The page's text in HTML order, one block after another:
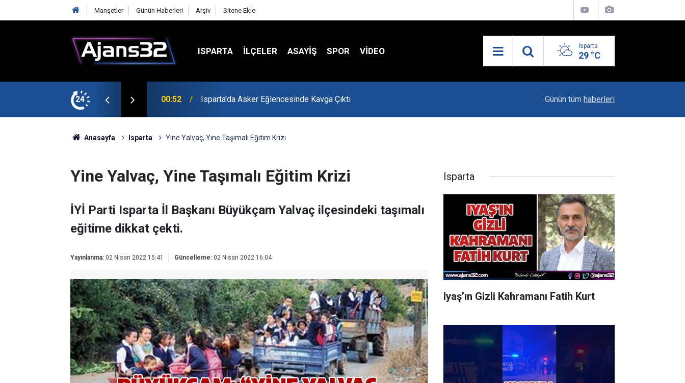
Manşetler Günün Haberleri Arşiv Sitene Ekle
ISPARTA İLÇELER ASAYİŞ SPOR VIDEO Isparta
29 °C
24 00:52 Isparta'da Asker Eğlencesinde Kavga Çıktı Uzaktan Hasta Değerlendirme Sistemi İle Yeni
Günün tüm haberleri
Anasayfa Isparta Yine Yalvaç, Yine Taşımalı Eğitim Krizi
Yine Yalvaç, Yine Taşımalı Eğitim Krizi
İYİ Parti Isparta İl Başkanı Büyükçam Yalvaç ilçesindeki taşımalı
eğitime dikkat çekti.
Yayınlanma: 02 Nisan 2022 15:41 Güncelleme: 02 Nisan 2022 16:04
Isparta
Iyaş’ın Gizli Kahramanı Fatih Kurt